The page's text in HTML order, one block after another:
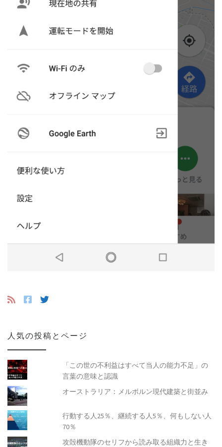
人気の投稿とページ
「この世の不利益はすべて当人の能力不足」の
言葉の意味と認識
オーストラリア：メルボルン現代建築と街並み
行動する人25％、継続する人5％、何もしない人
70％
攻殻機動隊のセリフから読み取る組織力と生き